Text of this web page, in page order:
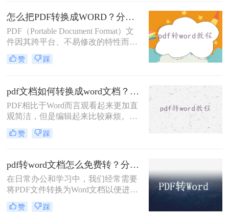
PDF转Word方法。
怎么把PDF转换成WORD？分享四种转换方法！
PDF（Portable Document Format）文
件因其跨平台、不易修改的特性而被
广泛使用，但在某些情况下，我们可
能需要将PDF转换为Word文档以便进
成WORD呢？本文将介绍四种将PDF
转换成Word的实用方法，涵盖了从手
动操作到专业软件的多种途径。
赞 踩
pdf文档如何转换成word文档？高效转换方法与实用技巧分享！
PDF相比于Word而言观看起来更加直
观简洁，但是编辑起来比较麻烦。我
们在办公的过程中经常会收到PDF格
式的文档，编辑整理PDF文档时就需
文档如何转换成word文档吗？你知道
哪种转换方式会让排版不错乱吗？今
天就来教大家一招！
赞 踩
pdf转word文档怎么免费转？分享6种常用方法详解！
在日常办公和学习中，我们经常需要
将PDF文件转换为Word文档以便进行
编辑和修改。虽然市面上有许多付费
的PDF转Word工具，但也有很多免费
赞 踩